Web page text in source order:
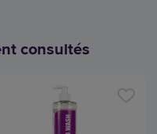
consultés